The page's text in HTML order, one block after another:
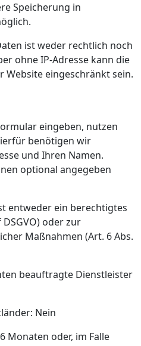
Speicherung in
ist weder rechtlich noch
ohne IP-Adresse kann die
eingeschränkt sein.
eingeben, nutzen
benötigen wir
und Ihren Namen.
optional angegeben
entweder ein berechtigtes
oder zur
Maßnahmen (Art. 6 Abs.
beauftragte Dienstleister
Nein
Monaten oder, im Falle